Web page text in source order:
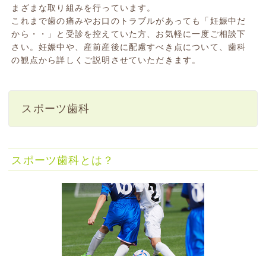
まざまな取り組みを行っています。
これまで歯の痛みやお口のトラブルがあっても「妊娠中だ
から・・」と受診を控えていた方、お気軽に一度ご相談下
さい。妊娠中や、産前産後に配慮すべき点について、歯科
の観点から詳しくご説明させていただきます。
スポーツ歯科
スポーツ歯科とは？